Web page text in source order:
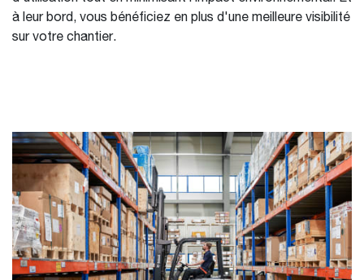
à leur bord, vous bénéficiez en plus d'une meilleure visibilité
sur votre chantier.